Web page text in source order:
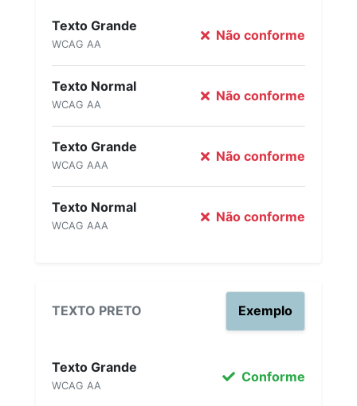
Texto Grande
WCAG AA
Não conforme
Texto Normal
WCAG AA
Não conforme
Texto Grande
WCAG AAA
Não conforme
Texto Normal
WCAG AAA
Não conforme
TEXTO PRETO Exemplo
Texto Grande
WCAG AA
Conforme